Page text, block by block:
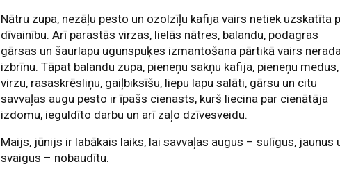
Nātru zupa, nezāļu pesto un ozolzīļu kafija vairs netiek uzskatīta
dīvainību. Arī parastās virzas, lielās nātres, balandu, podagras
gārsas un šaurlapu ugunspuķes izmantošana pārtikā vairs
izbrīnu. Tāpat balandu zupa, pieneņu sakņu kafija, pieneņu medus,
virzu, rasaskrēsliņu, gaiļbiksīšu, liepu lapu salāti, gārsu un citu
savvaļas augu pesto ir īpašs cienasts, kurš liecina par cienātāja
izdomu, ieguldīto darbu un arī zaļo dzīvesveidu.
Maijs, jūnijs ir labākais laiks, lai savvaļas augus – sulīgus, jaunus
svaigus – nobaudītu.